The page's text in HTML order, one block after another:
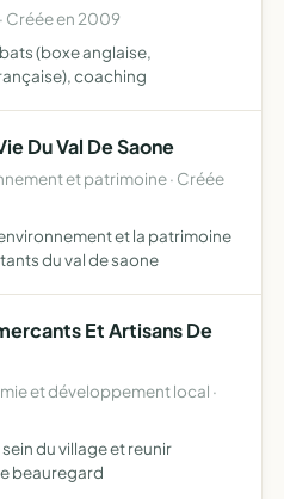
Créée en 2009
(boxe anglaise,
coaching
Du Val De Saone
et patrimoine · Créée
et la patrimoine
du val de saone
Et Artisans De
et développement local ·
du village et reunir
beauregard